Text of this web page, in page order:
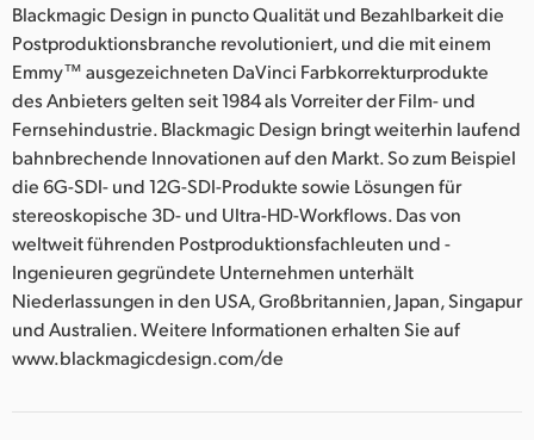
Blackmagic Design in puncto Qualität und Bezahlbarkeit die
Postproduktionsbranche revolutioniert, und die mit einem
Emmy™ ausgezeichneten DaVinci Farbkorrekturprodukte
des Anbieters gelten seit 1984 als Vorreiter der Film- und
Fernsehindustrie. Blackmagic Design bringt weiterhin laufend
bahnbrechende Innovationen auf den Markt. So zum Beispiel
die 6G-SDI- und 12G-SDI-Produkte sowie Lösungen für
stereoskopische 3D- und Ultra-HD-Workflows. Das von
weltweit führenden Postproduktionsfachleuten und -
Ingenieuren gegründete Unternehmen unterhält
Niederlassungen in den USA, Großbritannien, Japan, Singapur
und Australien. Weitere Informationen erhalten Sie auf
www.blackmagicdesign.com/de